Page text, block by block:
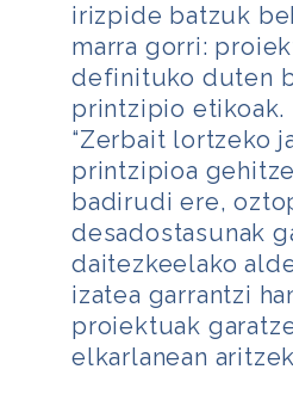
irizpide batzuk
marra gorri:
definituko duten
printzipio etikoak.
“Zerbait lortzeko
printzipioa
badirudi ere,
desadostasunak
daitezkeelako
izatea garrantzi
proiektuak
elkarlanean